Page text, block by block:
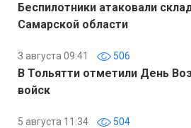
Беспилотники атаковали
Самарской области
3 августа 09:41 506
В Тольятти отметили День
войск
5 августа 11:34 504